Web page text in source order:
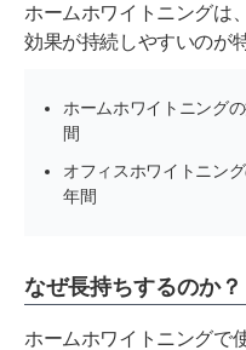
ホームホワイトニングは
効果が持続しやすいのが
ホームホワイトニング
間
オフィスホワイトニン
年間
なぜ長持ちするのか？
ホームホワイトニングで